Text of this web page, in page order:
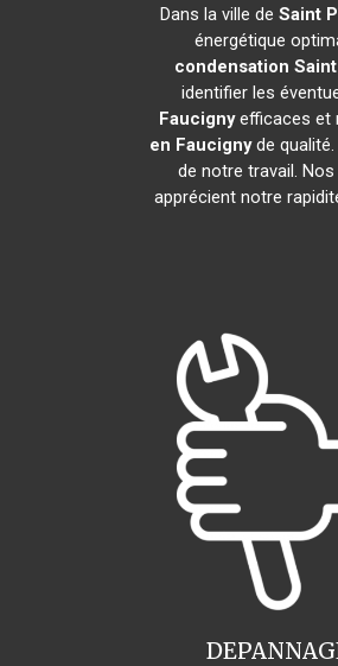
Dans la ville de Saint
énergétique
condensation
identifier les
Faucignyefficaces et
en Faucignyde
de notre travail.
apprécient notre